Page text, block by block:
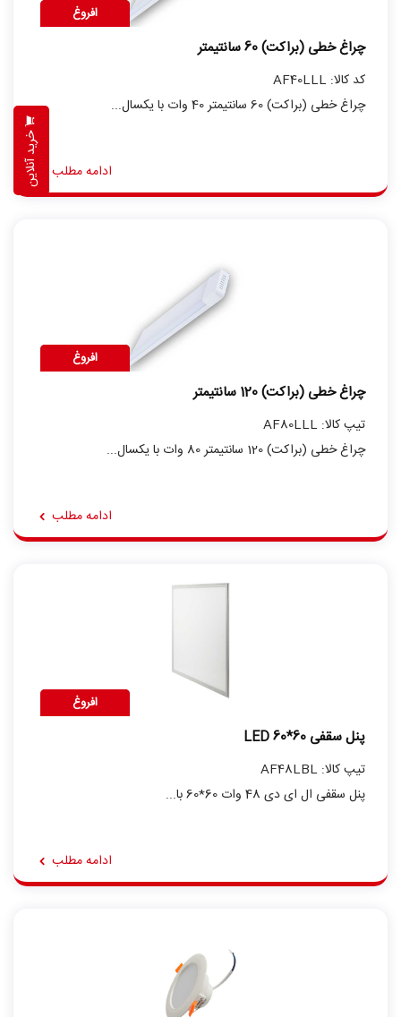
افروغ
چراغ خطی (براکت) 60 سانتیمتر
کد کالا: AF40LLL
چراغ خطی (براکت) 60 سانتیمتر 40 وات با یکسال...
ادامه مطلب
افروغ
چراغ خطی (براکت) 120 سانتیمتر
تیپ کالا: AF80LLL
چراغ خطی (براکت) 120 سانتیمتر 80 وات با یکسال...
ادامه مطلب
افروغ
پنل سقفی LED 60*60
تیپ کالا: AF48LBL
پنل سقفی ال ای دی 48 وات 60*60 با...
ادامه مطلب
خرید آنلاین